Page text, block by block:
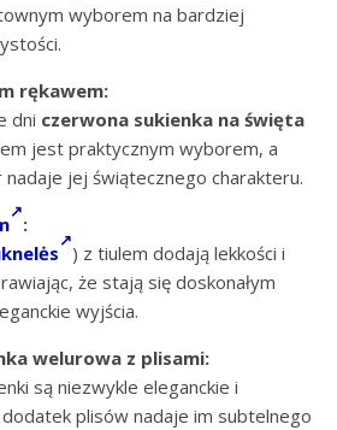
wyborem na bardziej
rękawem:
dni czerwona sukienka na święta
jest praktycznym wyborem, a
jej świątecznego charakteru.
:
) z tiulem dodają lekkości i
że stają się doskonałym
wyjścia.
welurowa z plisami:
są niezwykle eleganckie i
plisów nadaje im subtelnego